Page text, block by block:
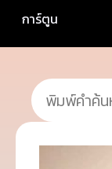
การ์ตูน